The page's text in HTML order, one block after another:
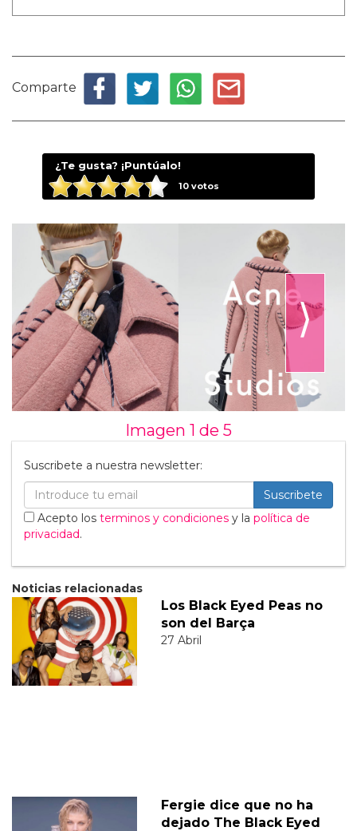
Comparte
¿Te gusta? ¡Puntúalo!
10votos
⟩
Imagen 1 de 5
Suscribete a nuestra newsletter:
Suscribete
Acepto los terminos y condiciones y la política de
privacidad.
Noticias relacionadas
Los Black Eyed Peas no
son del Barça
27 Abril
Fergie dice que no ha
dejado The Black Eyed